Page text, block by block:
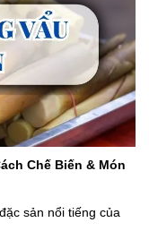
Chế Biến & Món
sản nổi tiếng của